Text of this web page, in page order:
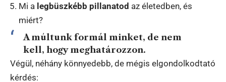
Mi a legbüszkébb pillanatod az életedben, és
miért?
A múltunk formál minket, de nem
kell, hogy meghatározzon.
Végül, néhány könnyedebb, de mégis elgondolkodtató
kérdés: